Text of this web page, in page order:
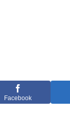
Facebook